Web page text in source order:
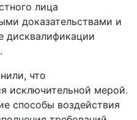
лица
доказательствами и
дисквалификации
что
исключительной мерой.
способы воздействия